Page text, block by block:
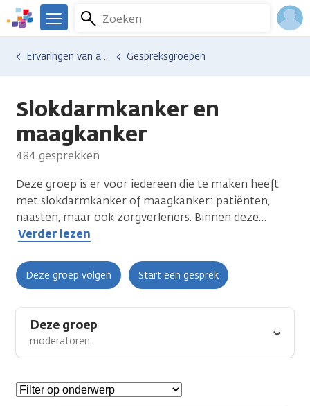
Overslaan
en
naar
We
er
Kanker.nl
Zoeken
Menu
Ervaringen van anderen Gespreksgroepen
Slokdarmkanker en
maagkanker
484 gesprekken
Deze groep is er voor iedereen die te maken heeft
met slokdarmkanker of maagkanker: patiënten,
naasten, maar ook zorgverleners. Binnen deze…
Verder lezen
Deze groep volgen Start een gesprek
Deze groep
moderatoren
Gespreksonderwerpen